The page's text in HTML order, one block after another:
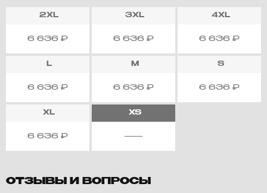
2XL
6 636 ₽
3XL
6 636 ₽
4XL
6 636 ₽
L
6 636 ₽
M
6 636 ₽
S
6 636 ₽
XL
6 636 ₽
XS
ОТЗЫВЫ И ВОПРОСЫ